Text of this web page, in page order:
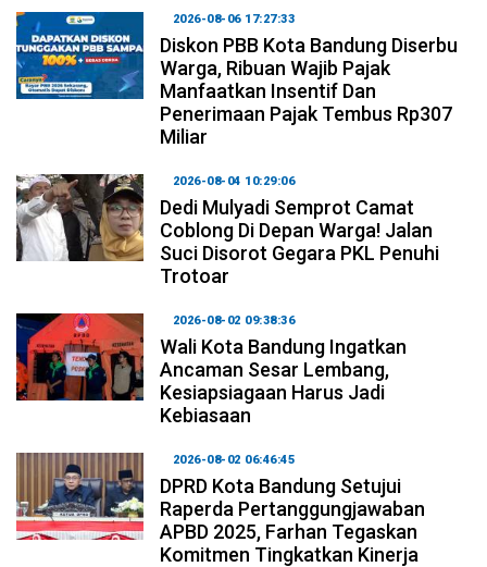
2026-08-06 17:27:33
Diskon PBB Kota Bandung Diserbu
Warga, Ribuan Wajib Pajak
Manfaatkan Insentif Dan
Penerimaan Pajak Tembus Rp307
Miliar
2026-08-04 10:29:06
Dedi Mulyadi Semprot Camat
Coblong Di Depan Warga! Jalan
Suci Disorot Gegara PKL Penuhi
Trotoar
2026-08-02 09:38:36
Wali Kota Bandung Ingatkan
Ancaman Sesar Lembang,
Kesiapsiagaan Harus Jadi
Kebiasaan
2026-08-02 06:46:45
DPRD Kota Bandung Setujui
Raperda Pertanggungjawaban
APBD 2025, Farhan Tegaskan
Komitmen Tingkatkan Kinerja